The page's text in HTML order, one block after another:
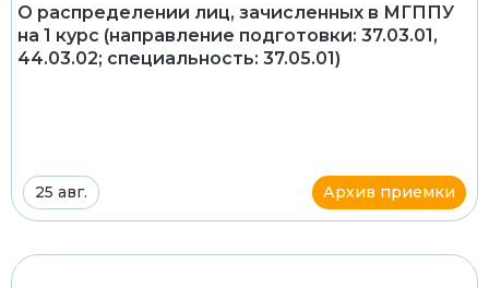
О распределении лиц, зачисленных в МГППУ
на 1 курс (направление подготовки: 37.03.01,
44.03.02; специальность: 37.05.01)
25 авг. Архив приемки